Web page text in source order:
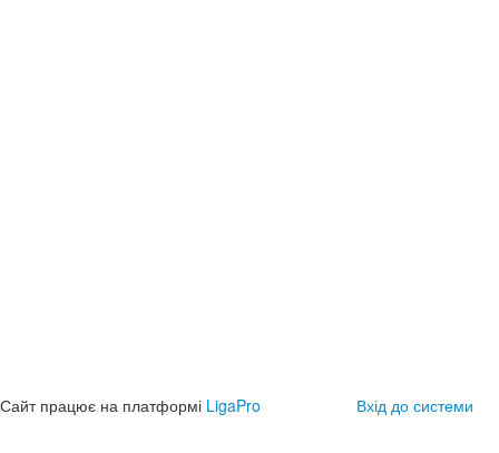
Сайт працює на платформі LigaPro Вхід до системи